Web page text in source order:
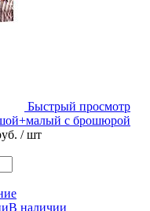
Быстрый просмотр
с брошюрой
/ шт
В наличии